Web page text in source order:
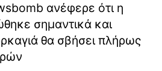
ανέφερε ότι η
σημαντικά και
θα σβήσει πλήρως